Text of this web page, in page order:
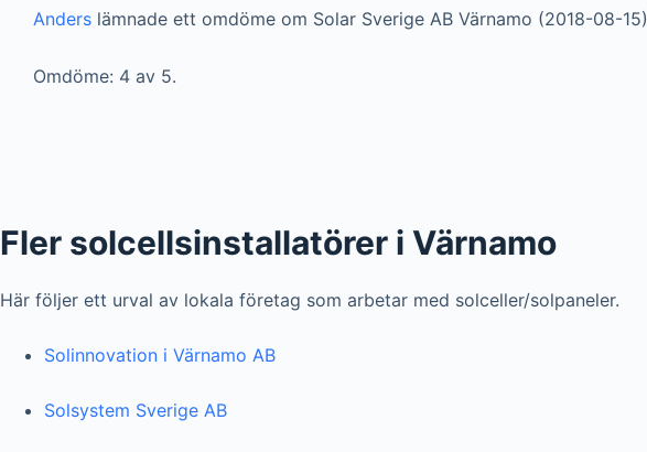
Anders lämnade ett omdöme om Solar Sverige AB Värnamo (2018-08-15)
Omdöme: 4 av 5.
Fler solcellsinstallatörer i Värnamo
Här följer ett urval av lokala företag som arbetar med solceller/solpaneler.
Solinnovation i Värnamo AB
Solsystem Sverige AB